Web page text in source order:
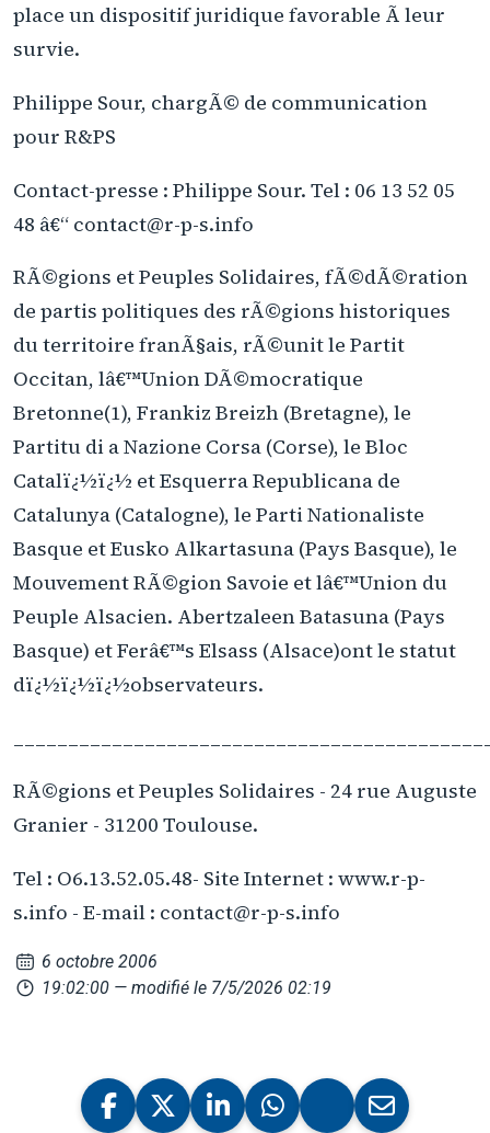
place un dispositif juridique favorable Ã leur
survie.
Philippe Sour, chargÃ© de communication
pour R&PS
Contact-presse : Philippe Sour. Tel : 06 13 52 05
48 â€“ contact@r-p-s.info
RÃ©gions et Peuples Solidaires, fÃ©dÃ©ration
de partis politiques des rÃ©gions historiques
du territoire franÃ§ais, rÃ©unit le Partit
Occitan, lâ€™Union DÃ©mocratique
Bretonne(1), Frankiz Breizh (Bretagne), le
Partitu di a Nazione Corsa (Corse), le Bloc
Catalï¿½ï¿½ et Esquerra Republicana de
Catalunya (Catalogne), le Parti Nationaliste
Basque et Eusko Alkartasuna (Pays Basque), le
Mouvement RÃ©gion Savoie et lâ€™Union du
Peuple Alsacien. Abertzaleen Batasuna (Pays
Basque) et Ferâ€™s Elsass (Alsace)ont le statut
dï¿½ï¿½ï¿½observateurs.
RÃ©gions et Peuples Solidaires - 24 rue Auguste
Granier - 31200 Toulouse.
Tel : O6.13.52.05.48- Site Internet : www.r-p-
s.info - E-mail : contact@r-p-s.info
6 octobre 2006
19:02:00 — modifié le 7/5/2026 02:19